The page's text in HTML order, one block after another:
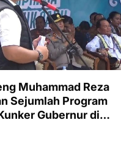
Muhammad Reza
Sejumlah Program
Gubernur di